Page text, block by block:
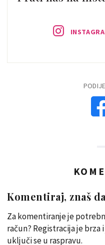
Komentiraj, znaš
Za komentiranje je
račun? Registracija je
uključi se u raspravu.